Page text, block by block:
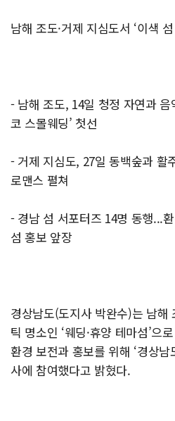
남해 조도·거제 지심도서 ‘이색
- 남해 조도, 14일 청정 자연과 음
코 스몰웨딩’ 첫선
- 거제 지심도, 27일 동백숲과 활
로맨스 펼쳐
- 경남 섬 서포터즈 14명 동행...
섬 홍보 앞장
경상남도(도지사 박완수)는 남해
틱 명소인 ‘웨딩·휴양 테마섬’으
환경 보전과 홍보를 위해 ‘경상
사에 참여했다고 밝혔다.